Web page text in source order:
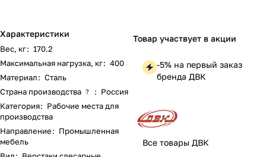
Характеристики
Вес, кг: 170.2
Максимальная нагрузка, кг: 400
Материал: Сталь
Страна производства ? : Россия
Категория: Рабочие места для
производства
Направление: Промышленная
мебель
Товар участвует в акции
-5% на первый заказ
бренда ДВК
Все товары ДВК